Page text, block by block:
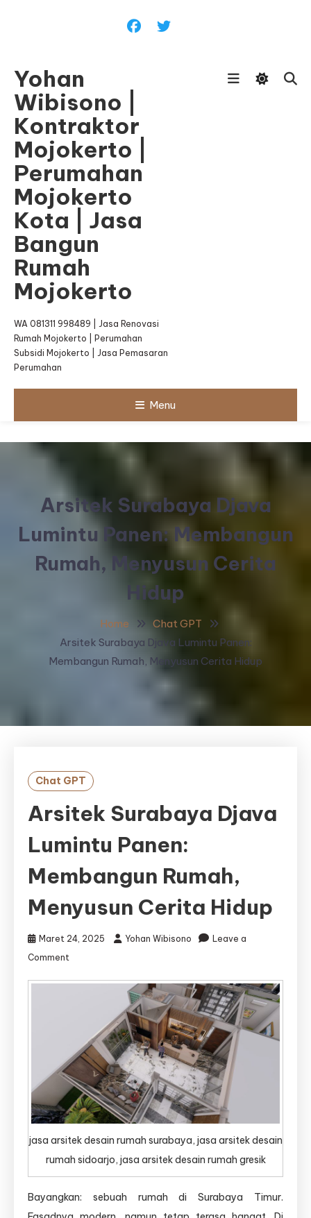
Yohan
Wibisono |
Kontraktor
Mojokerto |
Perumahan
Mojokerto
Kota | Jasa
Bangun
Rumah
Mojokerto
WA 081311 998489 | Jasa Renovasi
Rumah Mojokerto | Perumahan
Subsidi Mojokerto | Jasa Pemasaran
Perumahan
Menu
Arsitek Surabaya Djava
Lumintu Panen: Membangun
Rumah, Menyusun Cerita
Hidup
Home
Chat GPT
Arsitek Surabaya Djava Lumintu Panen:
Membangun Rumah, Menyusun Cerita Hidup
Chat GPT
Arsitek Surabaya Djava
Lumintu Panen:
Membangun Rumah,
Menyusun Cerita Hidup
Maret 24, 2025 Yohan Wibisono
Leave a
Comment
Surabaya
Membangun
Rumah,
Menyusun
Cerita
Hidup
jasa arsitek desain rumah surabaya, jasa arsitek desain
rumah sidoarjo, jasa arsitek desain rumah gresik
Bayangkan: sebuah rumah di Surabaya Timur.